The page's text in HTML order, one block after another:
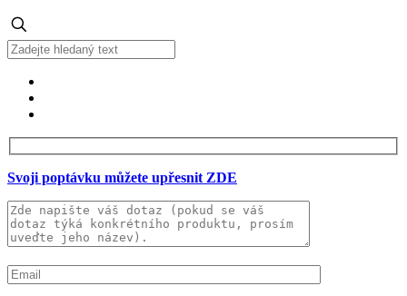
Svoji poptávku můžete upřesnit ZDE